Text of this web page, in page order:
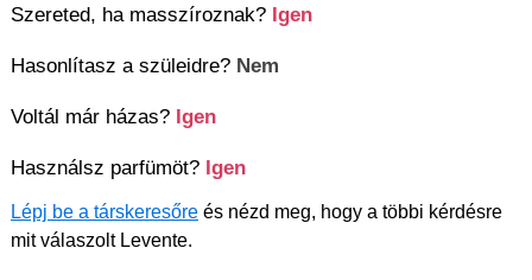
Szereted, ha masszíroznak? Igen
Hasonlítasz a szüleidre? Nem
Voltál már házas? Igen
Használsz parfümöt? Igen
Lépj be a társkeresőre és nézd meg, hogy a többi kérdésre
mit válaszolt Levente.